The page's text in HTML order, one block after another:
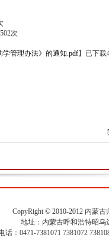
502次
学管理办法》的通知.pdf】已下载
CopyRight © 2010-2012 内蒙
地址：内蒙古呼和浩特昭乌
话：0471-7381071 7381072